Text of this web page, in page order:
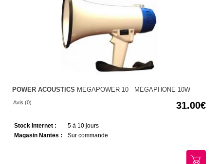
POWER ACOUSTICS MEGAPOWER 10 - MÉGAPHONE 10W
Avis (0) 31.00
Stock Internet :
5 à 10 jours
Magasin Nantes :
Sur commande